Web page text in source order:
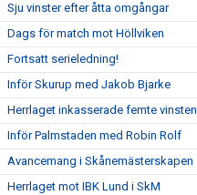
Sju vinster efter åtta omgångar
Dags för match mot Höllviken
Fortsatt serieledning!
Inför Skurup med Jakob Bjarke
Herrlaget inkasserade femte vinsten
Inför Palmstaden med Robin Rolf
Avancemang i Skånemästerskapen
Herrlaget mot IBK Lund i SkM